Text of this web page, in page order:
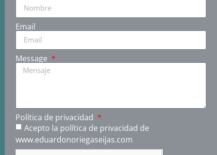
Email
Message
Política de privacidad
Acepto la política de privacidad de
www.eduardonoriegaseijas.com